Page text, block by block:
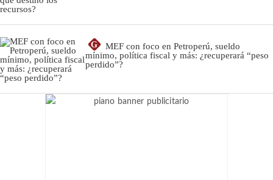
G
MEF con foco en Petroperú, sueldo
mínimo, política fiscal y más: ¿recuperará “peso
perdido”?